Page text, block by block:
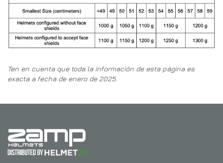
Ten en cuenta que toda la información de esta página es
exacta a fecha de enero de 2025.